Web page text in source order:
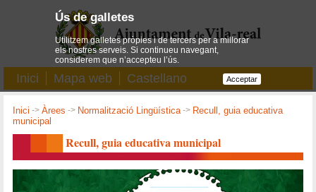
Inici Mapa web Castellano
Inici ->Àrees -> Normalització Lingüística-> Recull, guia educativa
municipal
Recull, guia educativa municipal
Ús de galletes
Utilitzem galletes pròpies i de tercers per a millorar
els nostres serveis. Si continueu navegant,
considerem que n’accepteu l’ús.
Acceptar